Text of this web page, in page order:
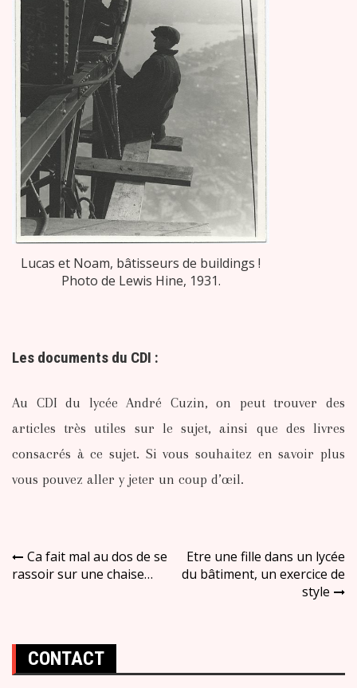
Lucas et Noam, bâtisseurs de buildings !
Photo de Lewis Hine, 1931.
Les documents du CDI :
Au CDI du lycée André Cuzin, on peut trouver des
articles très utiles sur le sujet, ainsi que des livres
consacrés à ce sujet. Si vous souhaitez en savoir plus
vous pouvez aller y jeter un coup d’œil.
Navigation
de
Ca fait mal au dos de se
rassoir sur une chaise…
Etre une fille dans un lycée
du bâtiment, un exercice de
style
CONTACT